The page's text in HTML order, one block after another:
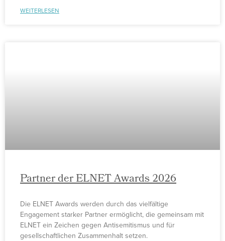
WEITERLESEN
Partner der ELNET Awards 2026
Die ELNET Awards werden durch das vielfältige
Engagement starker Partner ermöglicht, die gemeinsam mit
ELNET ein Zeichen gegen Antisemitismus und für
gesellschaftlichen Zusammenhalt setzen.